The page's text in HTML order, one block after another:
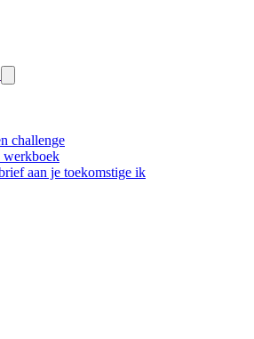
challenge
aan je toekomstige ik